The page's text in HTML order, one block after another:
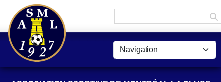
Panneau de gestion des cookies